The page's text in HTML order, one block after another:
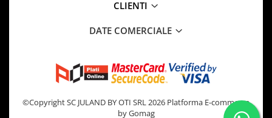
CLIENTI
DATE COMERCIALE
©Copyright SC JULAND BY OTI SRL 2026 Platforma E-commerce
by Gomag